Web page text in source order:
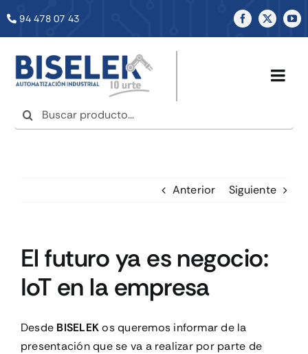
94 478 07 43
Buscar:
INICIO
TIENDA
NOTICIAS
CONTACTO
Anterior Siguiente
El futuro ya es negocio:
IoT en la empresa
Desde BISELEKos queremos informar de la
presentación que se va a realizar por parte de